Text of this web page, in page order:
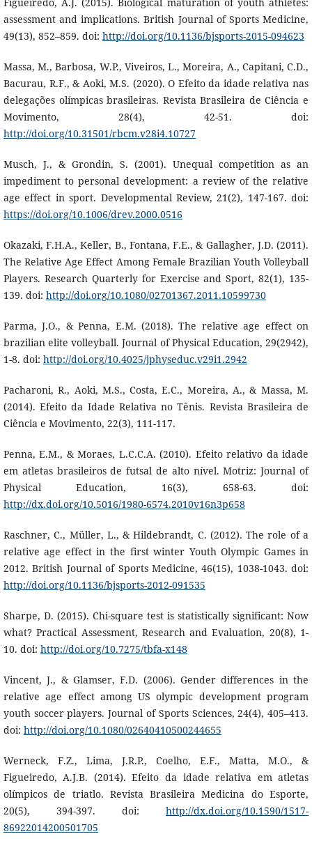
assessment and implications. British Journal of Sports Medicine,
49(13), 852–859. doi: http://doi.org/10.1136/bjsports-2015-094623
Massa, M., Barbosa, W.P., Viveiros, L., Moreira, A., Capitani, C.D.,
Bacurau, R.F., & Aoki, M.S. (2020). O Efeito da idade relativa nas
delegações olímpicas brasileiras. Revista Brasileira de Ciência e
Movimento, 28(4), 42-51. doi:
http://doi.org/10.31501/rbcm.v28i4.10727
Musch, J., & Grondin, S. (2001). Unequal competition as an
impediment to personal development: a review of the relative
age effect in sport. Developmental Review, 21(2), 147-167. doi:
https://doi.org/10.1006/drev.2000.0516
Okazaki, F.H.A., Keller, B., Fontana, F.E., & Gallagher, J.D. (2011).
The Relative Age Effect Among Female Brazilian Youth Volleyball
Players. Research Quarterly for Exercise and Sport, 82(1), 135-
139. doi: http://doi.org/10.1080/02701367.2011.10599730
Parma, J.O., & Penna, E.M. (2018). The relative age effect on
brazilian elite volleyball. Journal of Physical Education, 29(2942),
1-8. doi: http://doi.org/10.4025/jphyseduc.v29i1.2942
Pacharoni, R., Aoki, M.S., Costa, E.C., Moreira, A., & Massa, M.
(2014). Efeito da Idade Relativa no Tênis. Revista Brasileira de
Ciência e Movimento, 22(3), 111-117.
Penna, E.M., & Moraes, L.C.C.A. (2010). Efeito relativo da idade
em atletas brasileiros de futsal de alto nível. Motriz: Journal of
Physical Education, 16(3), 658-63. doi:
http://dx.doi.org/10.5016/1980-6574.2010v16n3p658
Raschner, C., Müller, L., & Hildebrandt, C. (2012). The role of a
relative age effect in the first winter Youth Olympic Games in
2012. British Journal of Sports Medicine, 46(15), 1038-1043. doi:
http://doi.org/10.1136/bjsports-2012-091535
Sharpe, D. (2015). Chi-square test is statistically significant: Now
what? Practical Assessment, Research and Evaluation, 20(8), 1-
10. doi: http://doi.org/10.7275/tbfa-x148
Vincent, J., & Glamser, F.D. (2006). Gender differences in the
relative age effect among US olympic development program
youth soccer players. Journal of Sports Sciences, 24(4), 405–413.
doi: http://doi.org/10.1080/02640410500244655
Werneck, F.Z., Lima, J.R.P., Coelho, E.F., Matta, M.O., &
Figueiredo, A.J.B. (2014). Efeito da idade relativa em atletas
olímpicos de triatlo. Revista Brasileira Medicina do Esporte,
20(5), 394-397. doi:http://dx.doi.org/10.1590/1517-
86922014200501705